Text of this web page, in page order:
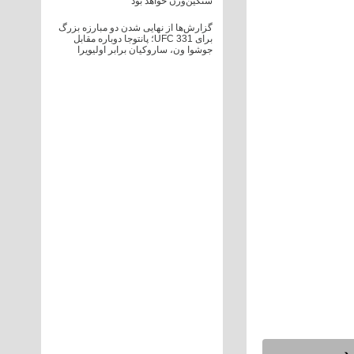
گزارش‌ها از نهایی شدن دو مبارزه بزرگ
برای UFC 331؛ پانتوجا دوباره مقابل
جوشوا ون، ساروکیان برابر اولیویرا